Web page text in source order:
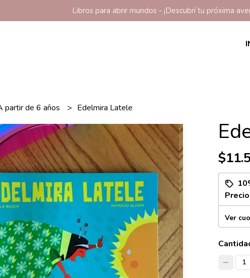
Libros para abrir mundos - ¡Descubrí tu próxima
partir de 6 años Edelmira Latele
Ver
1